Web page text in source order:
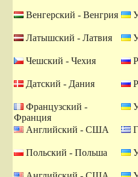
Венгерский - Венгрия
Латышский - Латвия
Чешский - Чехия
Датский - Дания
Французский -
Франция
Английский - США
Польский - Польша